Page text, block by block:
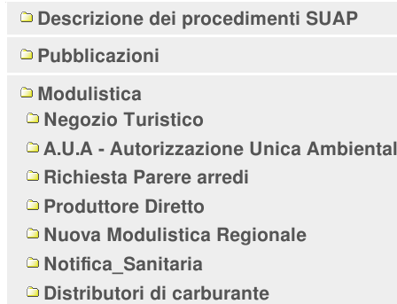
Navigazione
Descrizione dei procedimenti SUAP
Pubblicazioni
Modulistica
Negozio Turistico
A.U.A - Autorizzazione Unica
Richiesta Parere arredi
Produttore Diretto
Nuova Modulistica Regionale
Notifica_Sanitaria
Distributori di carburante